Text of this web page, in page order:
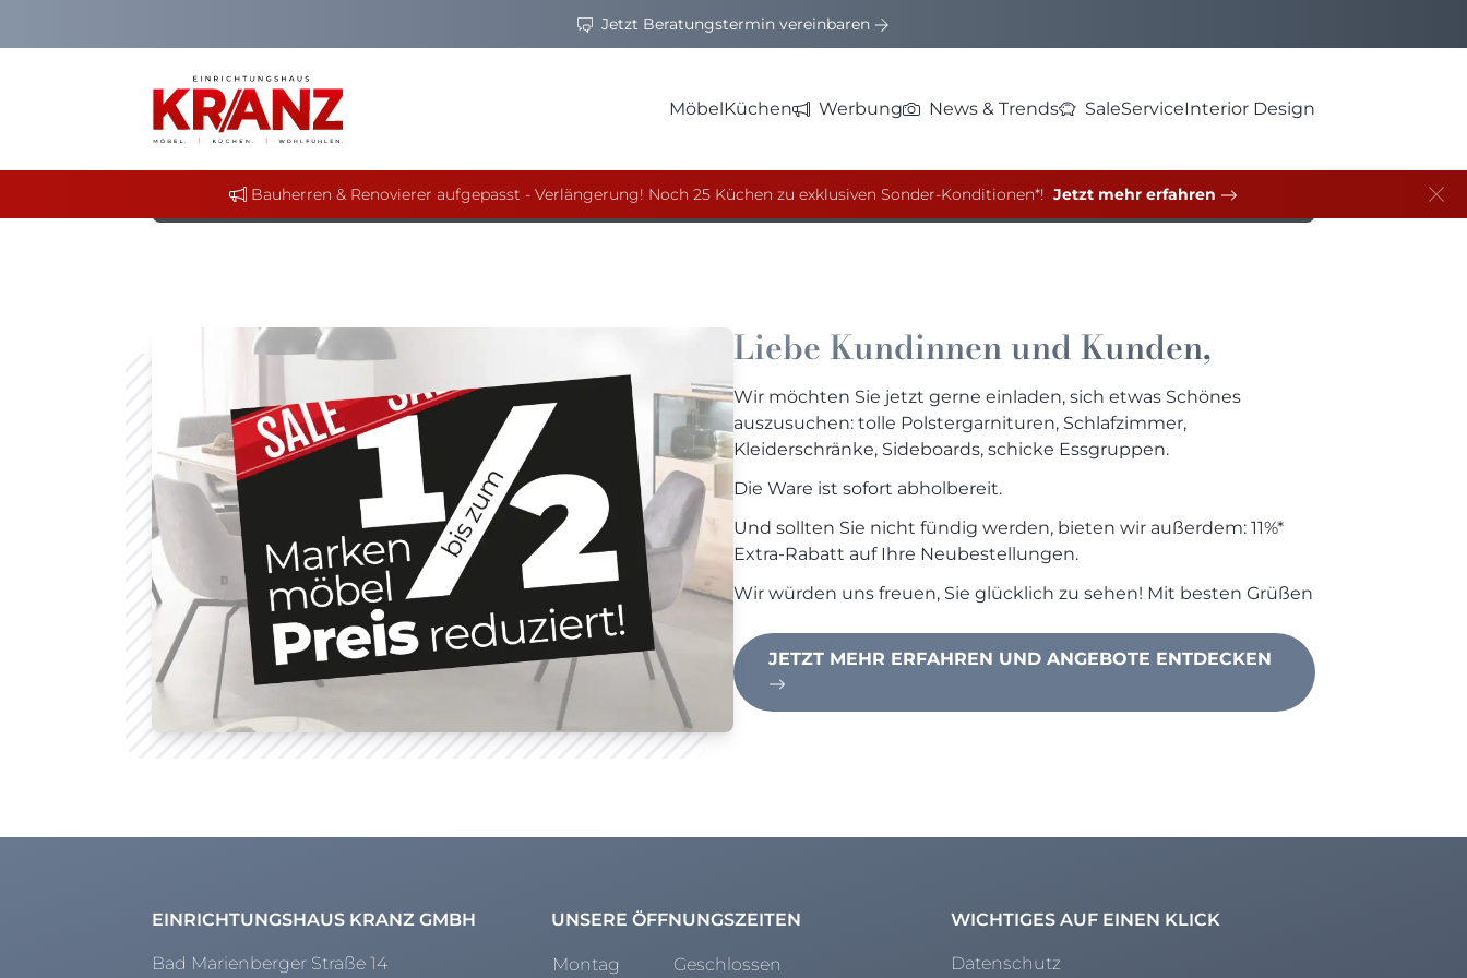
Jetzt Beratungstermin vereinbaren
MöbelKüchen Werbung News & Trends SaleServiceInterior Design
Bauherren & Renovierer aufgepasst - Verlängerung! Noch 25 Küchen zu exklusiven Sonder-Konditionen*! Jetzt mehr erfahren
Stauben Sie jetzt Möbel zum halben Preis ab!
Wir brauchen schnellstens Platz für die neuen Kollektionen und haben viele hochwertige
Markenmöbel in unserer Ausstellung drastisch reduziert, bis zum 1/2 Preis, teilweise auch
mehr...
Liebe Kundinnen und Kunden,
Wir möchten Sie jetzt gerne einladen, sich etwas Schönes
auszusuchen: tolle Polstergarnituren, Schlafzimmer,
Kleiderschränke, Sideboards, schicke Essgruppen.
Die Ware ist sofort abholbereit.
Und sollten Sie nicht fündig werden, bieten wir außerdem: 11%*
Extra-Rabatt auf Ihre Neubestellungen.
Wir würden uns freuen, Sie glücklich zu sehen! Mit besten Grüßen
JETZT MEHR ERFAHREN UND ANGEBOTE ENTDECKEN
EINRICHTUNGSHAUS KRANZ GMBH
Bad Marienberger Straße 14
UNSERE ÖFFNUNGSZEITEN
Montag Geschlossen
WICHTIGES AUF EINEN KLICK
Datenschutz